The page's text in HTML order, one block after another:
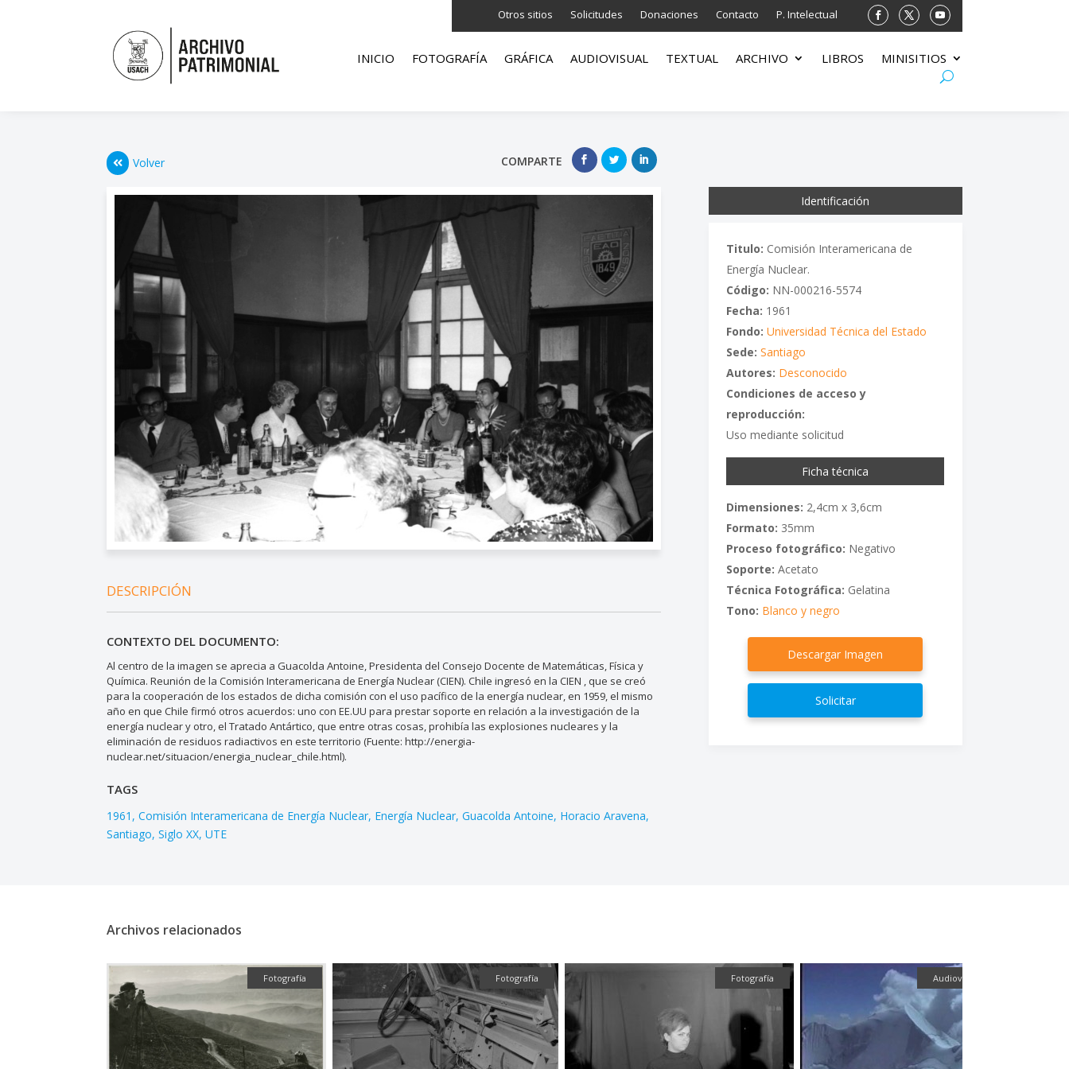
Otros sitios Solicitudes Donaciones Contacto P. Intelectual
INICIO FOTOGRAFÍA GRÁFICA AUDIOVISUAL TEXTUAL ARCHIVO LIBROS MINISITIOS
Volver COMPARTE
DESCRIPCIÓN
CONTEXTO DEL DOCUMENTO:
Al centro de la imagen se aprecia a Guacolda Antoine, Presidenta del Consejo Docente de Matemáticas, Física y
Química. Reunión de la Comisión Interamericana de Energía Nuclear (CIEN). Chile ingresó en la CIEN , que se creó
para la cooperación de los estados de dicha comisión con el uso pacífico de la energía nuclear, en 1959, el mismo
año en que Chile firmó otros acuerdos: uno con EE.UU para prestar soporte en relación a la investigación de la
energía nuclear y otro, el Tratado Antártico, que entre otras cosas, prohibía las explosiones nucleares y la
eliminación de residuos radiactivos en este territorio (Fuente: http://energia-
nuclear.net/situacion/energia_nuclear_chile.html).
TAGS
1961 Comisión Interamericana de Energía Nuclear Energía Nuclear Guacolda Antoine Horacio Aravena
Santiago Siglo XX UTE
Identificación
Titulo: Comisión Interamericana de
Energía Nuclear.
Código: NN-000216-5574
Fecha: 1961
Fondo: Universidad Técnica del Estado
Sede: Santiago
Autores: Desconocido
Condiciones de acceso y
reproducción:
Uso mediante solicitud
Ficha técnica
Dimensiones: 2,4cm x 3,6cm
Formato: 35mm
Proceso fotográfico: Negativo
Soporte: Acetato
Técnica Fotográfica: Gelatina
Tono: Blanco y negro
Descargar Imagen
Solicitar
Archivos relacionados
Fotografía Fotografía Fotografía Audiovisual